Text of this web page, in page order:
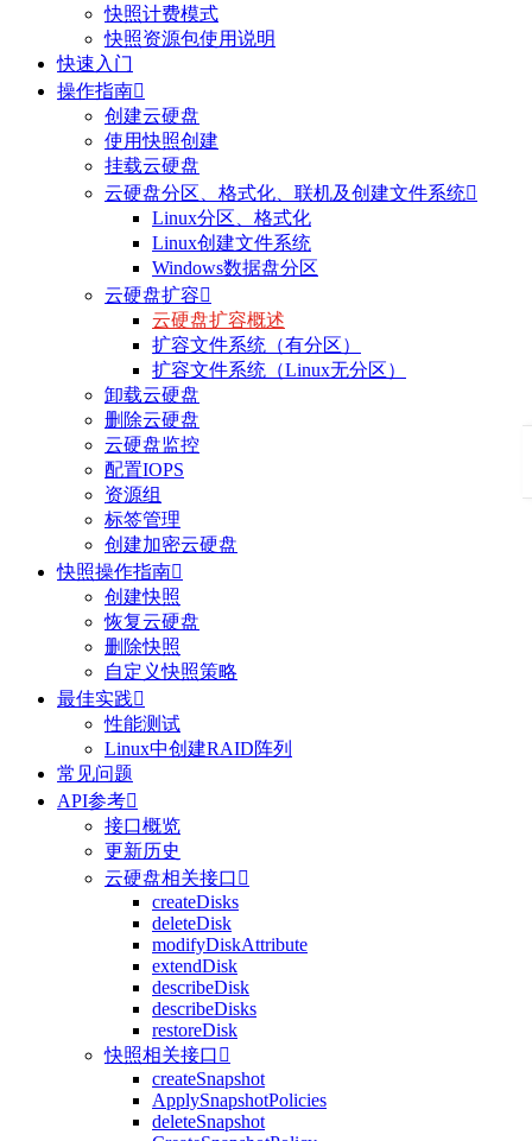
快照计费模式
快照资源包使用说明
快速入门
操作指南
创建云硬盘
使用快照创建
挂载云硬盘
云硬盘分区、格式化、联机及创建文件系统
Linux分区、格式化
Linux创建文件系统
Windows数据盘分区
云硬盘扩容
云硬盘扩容概述
扩容文件系统（有分区）
扩容文件系统（Linux无分区）
卸载云硬盘
删除云硬盘
云硬盘监控
配置IOPS
资源组
标签管理
创建加密云硬盘
快照操作指南
创建快照
恢复云硬盘
删除快照
自定义快照策略
最佳实践
性能测试
Linux中创建RAID阵列
常见问题
API参考
接口概览
更新历史
云硬盘相关接口 
createDisks
deleteDisk
modifyDiskAttribute
extendDisk
describeDisk
describeDisks
restoreDisk
快照相关接口 
createSnapshot
ApplySnapshotPolicies
deleteSnapshot